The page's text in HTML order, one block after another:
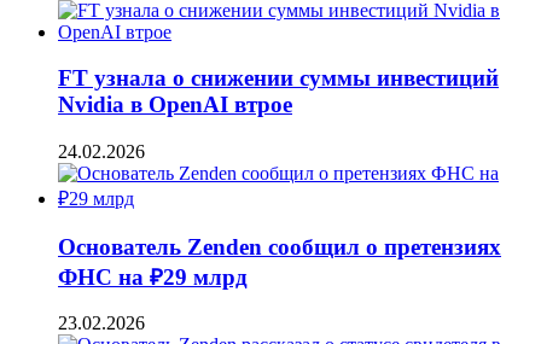
FT узнала о снижении суммы инвестиций
Nvidia в OpenAI втрое
24.02.2026
Основатель Zenden сообщил о претензиях
ФНС на ₽29 млрд
23.02.2026